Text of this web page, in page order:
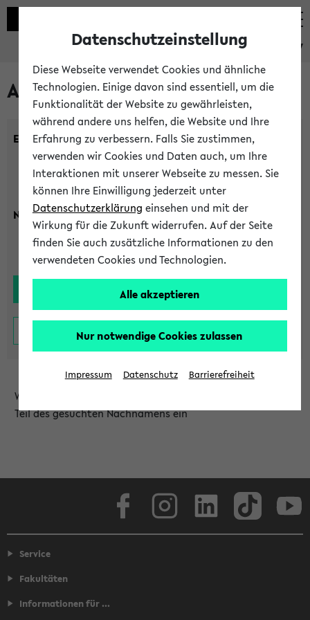
eKVV
Alle Lehrenden
Einrichtung:
Nachname:
Wählen Sie die Einrichtung aus und/oder geben Sie einen
Teil des gesuchten Nachnamens ein
Service
Fakultäten
Informationen für ...
Datenschutzeinstellung
Diese Webseite verwendet Cookies und ähnliche
Technologien. Einige davon sind essentiell, um die
Funktionalität der Website zu gewährleisten,
während andere uns helfen, die Website und Ihre
Erfahrung zu verbessern. Falls Sie zustimmen,
verwenden wir Cookies und Daten auch, um Ihre
Interaktionen mit unserer Webseite zu messen. Sie
können Ihre Einwilligung jederzeit unter
Datenschutzerklärung einsehen und mit der
Wirkung für die Zukunft widerrufen. Auf der Seite
finden Sie auch zusätzliche Informationen zu den
verwendeten Cookies und Technologien.
Alle akzeptieren
Nur notwendige Cookies zulassen
Impressum Datenschutz Barrierefreiheit